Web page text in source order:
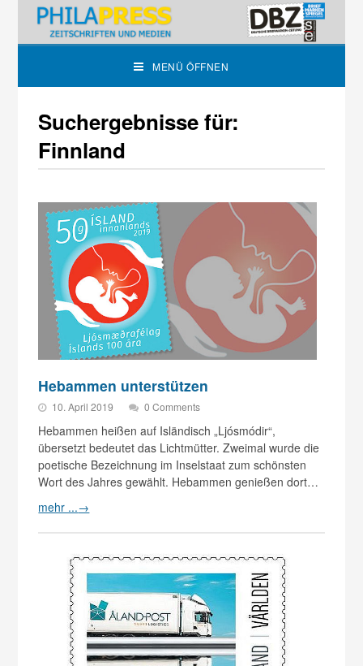
MENÜ ÖFFNEN
Suchergebnisse für:
Finnland
Hebammen unterstützen
10. April 2019 0 Comments
Hebammen heißen auf Isländisch „Ljósmódir“,
übersetzt bedeutet das Lichtmütter. Zweimal wurde die
poetische Bezeichnung im Inselstaat zum schönsten
Wort des Jahres gewählt. Hebammen genießen dort…
mehr ...→